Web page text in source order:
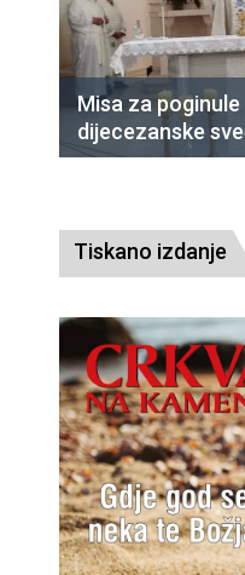
Misa za
dijecezanske
Tiskano izdanje